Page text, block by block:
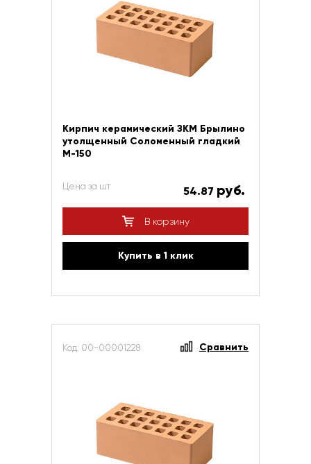
Кирпич керамический ЗКМ Брылино
утолщенный Соломенный гладкий
М-150
Цена за шт 54.87 руб.
В корзину
Купить в 1 клик
Код: 00-00001228 Сравнить